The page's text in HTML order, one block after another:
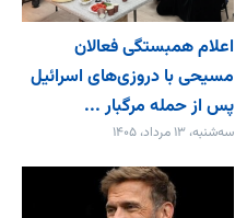
اعلام همبستگی فعالان
مسیحی با دروزی‌های اسرائیل
پس از حمله مرگبار ...
سه‌شنبه، ۱۳ مرداد، ۱۴۰۵